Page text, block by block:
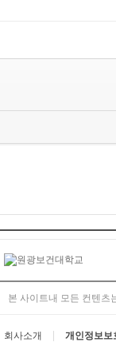
본 사이트내 모든 컨텐츠
회사소개 개인정보보